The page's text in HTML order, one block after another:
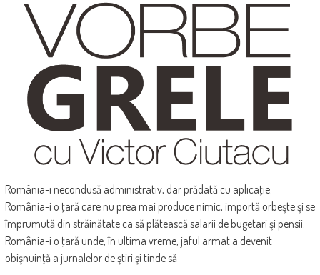
România-i necondusă administrativ, dar prădată cu aplicaţie.
România-i o ţară care nu prea mai produce nimic, importă orbeşte şi se
împrumută din străinătate ca să plătească salarii de bugetari şi pensii.
România-i o ţară unde, în ultima vreme, jaful armat a devenit
obişnuinţă a jurnalelor de ştiri şi tinde să